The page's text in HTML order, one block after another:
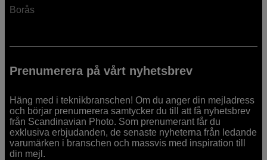
Borås
Prenumerera på vårt nyhetsbrev
Häng med i teknikbranschen! Om du anger din mejladress
och börjar prenumerera samtycker du till att få nyhetsbrev
från Scandinavian Photo. Som prenumerant får du
exklusiva erbjudanden, de senaste nyheterna från ledande
varumärken i branschen och massvis med inspiration till
din mejl.